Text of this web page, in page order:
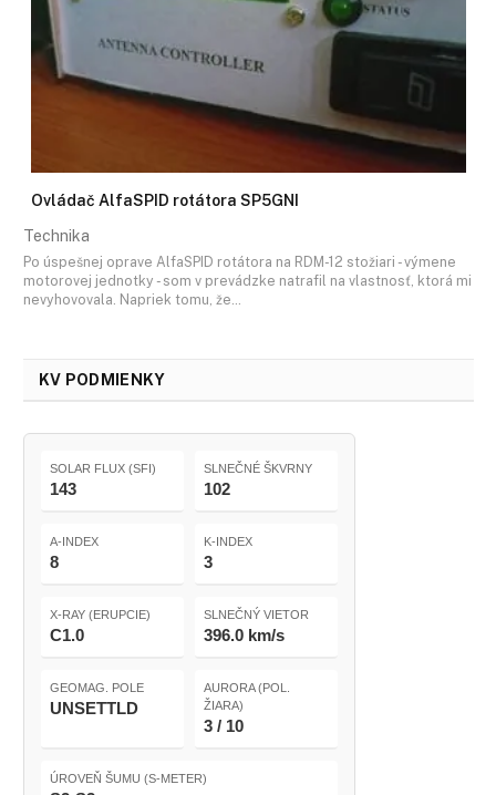
Ovládač AlfaSPID rotátora SP5GNI
Technika
Po úspešnej oprave AlfaSPID rotátora na RDM-12 stožiari - výmene
motorovej jednotky - som v prevádzke natrafil na vlastnosť, ktorá mi
nevyhovovala. Napriek tomu, že…
KV PODMIENKY
SOLAR FLUX (SFI)
143
SLNEČNÉ ŠKVRNY
102
A-INDEX
8
K-INDEX
3
X-RAY (ERUPCIE)
C1.0
SLNEČNÝ VIETOR
396.0 km/s
GEOMAG. POLE
UNSETTLD
AURORA (POL.
ŽIARA)
3 / 10
ÚROVEŇ ŠUMU (S-METER)